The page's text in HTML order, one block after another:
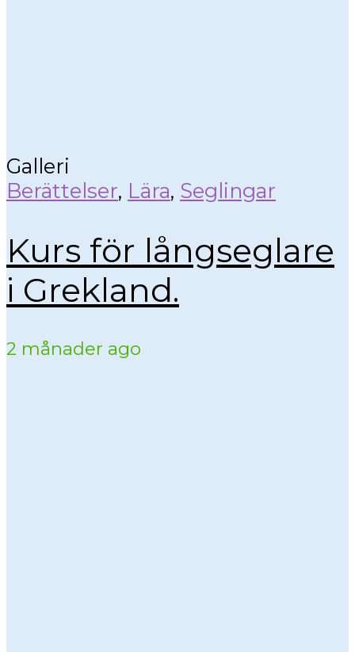
Galleri
Berättelser, Lära, Seglingar
Kurs för långseglare
i Grekland.
2 månader ago